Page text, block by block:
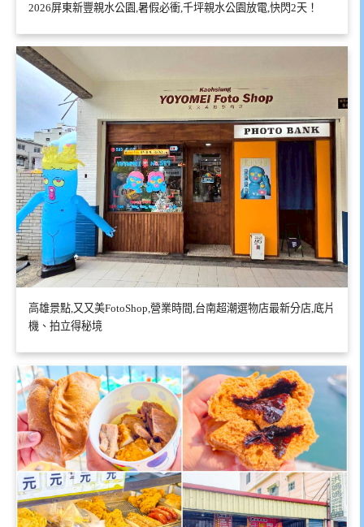
2026屏東新豐親水公園,暑假必衝,千坪親水公園放電,快閃2天！
高雄景點,又又美FotoShop,營業時間,台南超潮選物店最新分店,底片
機、拍立得秘境